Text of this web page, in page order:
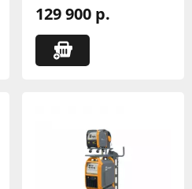
129 900 р.